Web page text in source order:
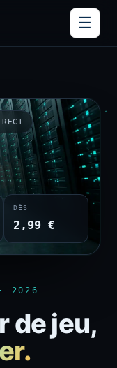
☰
· 2026
de jeu,
DÈS
2,99 €